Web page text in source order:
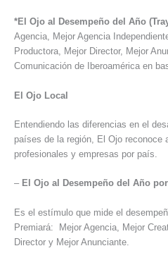
*El Ojo al Desempeño del Año
Agencia, Mejor Agencia
Productora, Mejor Director, Mejor
Comunicación de Iberoamérica en
El Ojo Local
Entendiendo las diferencias en el
países de la región, El Ojo reconoce
profesionales y empresas por país.
– El Ojo al Desempeño del Año
Es el estímulo que mide el
Premiará: Mejor Agencia, Mejor
Director y Mejor Anunciante.